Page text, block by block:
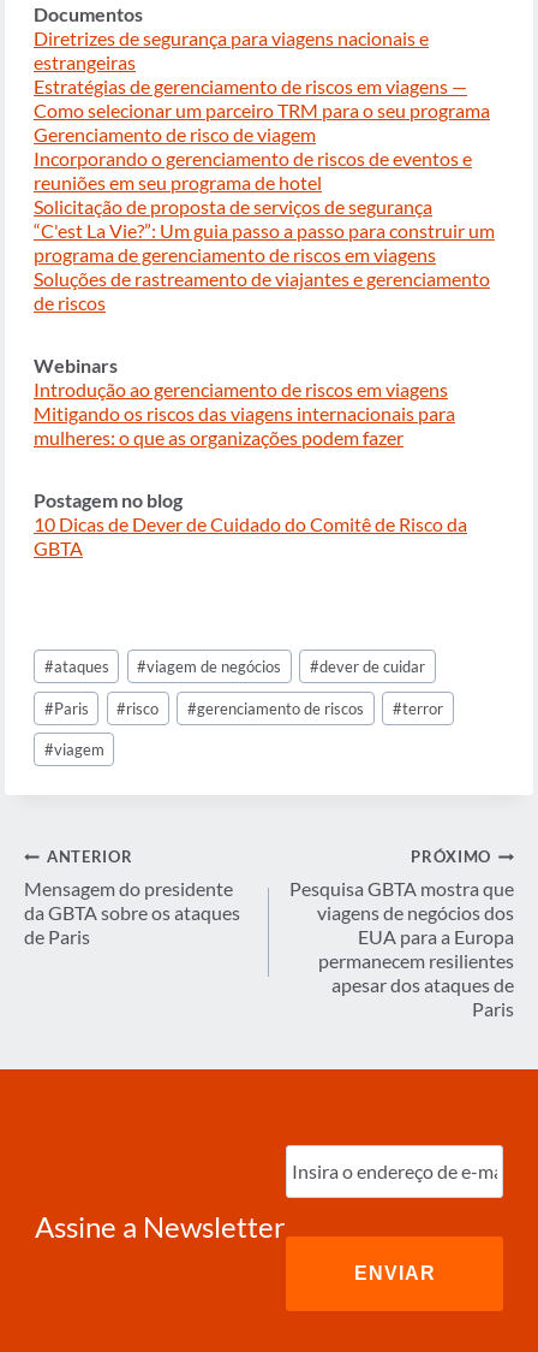
Documentos
Diretrizes de segurança para viagens nacionais e
estrangeiras
Estratégias de gerenciamento de riscos em viagens —
Como selecionar um parceiro TRM para o seu programa
Gerenciamento de risco de viagem
Incorporando o gerenciamento de riscos de eventos e
reuniões em seu programa de hotel
Solicitação de proposta de serviços de segurança
“C'est La Vie?”: Um guia passo a passo para construir um
programa de gerenciamento de riscos em viagens
Soluções de rastreamento de viajantes e gerenciamento
de riscos
Webinars
Introdução ao gerenciamento de riscos em viagens
Mitigando os riscos das viagens internacionais para
mulheres: o que as organizações podem fazer
Postagem no blog
10 Dicas de Dever de Cuidado do Comitê de Risco da
GBTA
Tags
do
Post:
#ataques #viagem de negócios #dever de cuidar
#Paris #risco #gerenciamento de riscos #terror
#viagem
Navegação
de
Post
ANTERIOR
Mensagem do presidente
da GBTA sobre os ataques
de Paris
PRÓXIMO
Pesquisa GBTA mostra que
viagens de negócios dos
EUA para a Europa
permanecem resilientes
apesar dos ataques de
Paris
Assine a Newsletter
Digite
o
e-